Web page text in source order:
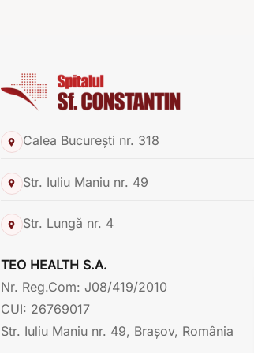
Calea București nr. 318
Str. Iuliu Maniu nr. 49
Str. Lungă nr. 4
TEO HEALTH S.A.
Nr. Reg.Com: J08/419/2010
CUI: 26769017
Str. Iuliu Maniu nr. 49, Brașov, România